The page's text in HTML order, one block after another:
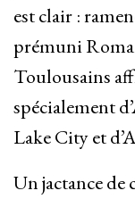
est clair :
prémuni
Toulousains
spécialement
Lake City et
Un jactance de